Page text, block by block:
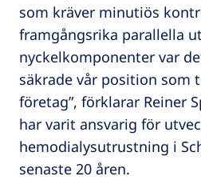
som kräver minutiös
framgångsrika parallella
nyckelkomponenter var
säkrade vår position som
företag”, förklarar Reiner
har varit ansvarig för
hemodialysutrustning i
senaste 20 åren.